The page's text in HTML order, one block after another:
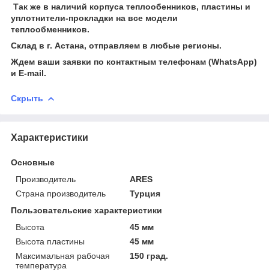
Так же в наличий корпуса теплообенников, пластины и
уплотнители-прокладки на все модели
теплообменников.
Склад в г. Астана, отправляем в любые регионы.
Ждем ваши заявки по контактным телефонам (WhatsApp)
и Е-mail.
Скрыть
Характеристики
Основные
Производитель
ARES
Страна производитель
Турция
Пользовательские характеристики
Высота
45 мм
Высота пластины
45 мм
Максимальная рабочая
температура
150 град.